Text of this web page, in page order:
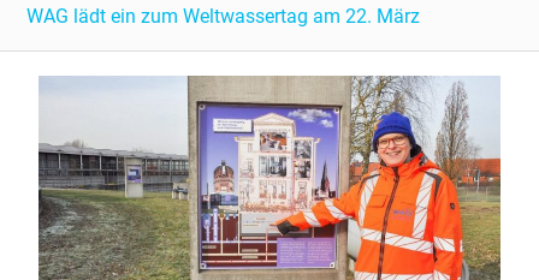
WAG lädt ein zum Weltwassertag am 22. März